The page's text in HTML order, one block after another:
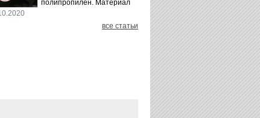
полипропилен. Материал
невосприимчив к коррозии,
все статьи